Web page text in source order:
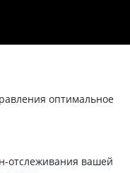
оптимальное
отслеживания вашей